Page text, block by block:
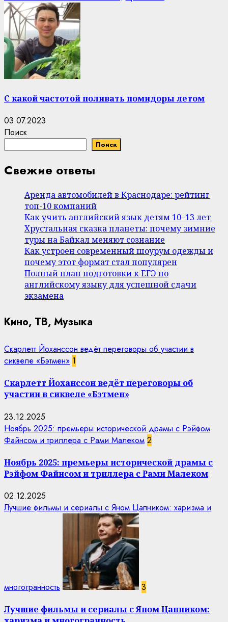
С какой частотой поливать помидоры летом
03.07.2023
Поиск
Поиск
Свежие ответы
Аренда автомобилей в Краснодаре: рейтинг
топ-10 компаний
Как учить английский язык детям 10–13 лет
Хрустальная сказка планеты: почему зимние
туры на Байкал меняют сознание
Как устроен современный шоурум одежды и
почему этот формат стал популярен
Полный план подготовки к ЕГЭ по
английскому языку для успешной сдачи
экзамена
Кино, ТВ, Музыка
Скарлетт Йоханссон ведёт переговоры об участии в
сиквеле «Бэтмен» 1
Скарлетт Йоханссон ведёт переговоры об
участии в сиквеле «Бэтмен»
23.12.2025
Ноябрь 2025: премьеры исторической драмы с Рэйфом
Файнсом и триллера с Рами Малеком 2
Ноябрь 2025: премьеры исторической драмы с
Рэйфом Файнсом и триллера с Рами Малеком
02.12.2025
Лучшие фильмы и сериалы с Яном Цапником: харизма и
многогранность 3
Лучшие фильмы и сериалы с Яном Цапником: